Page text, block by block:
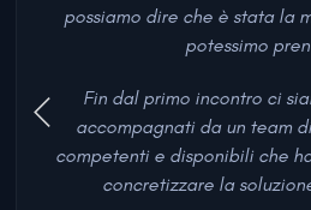
possiamo dire che è stata la
potessimo
Fin dal primo incontro ci
accompagnati da un team
competenti e disponibili che
concretizzare la